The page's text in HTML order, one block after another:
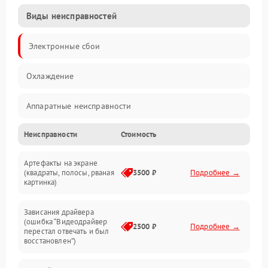
Виды неисправностей
Электронные сбои
Охлаждение
Аппаратные неисправности
Перегрев и термопроблемы
Видео
Интерфейсные и коммуникационные проблемы
Неисправности Стоимость
Артефакты на экране
(квадраты, полосы, рваная
картинка)
3500 ₽ Подробнее →
Зависания драйвера
(ошибка “Видеодрайвер
перестал отвечать и был
восстановлен”)
2500 ₽ Подробнее →